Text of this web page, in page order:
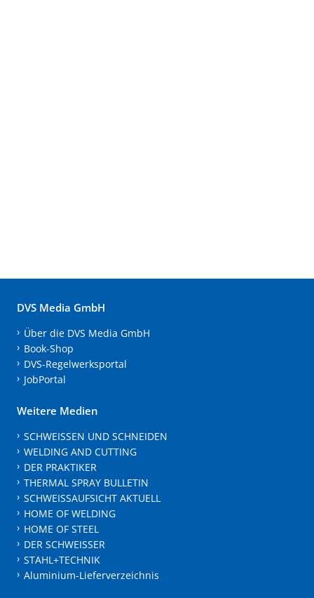
DVS Media GmbH
Über die DVS Media GmbH
Book-Shop
DVS-Regelwerksportal
JobPortal
Weitere Medien
SCHWEISSEN UND SCHNEIDEN
WELDING AND CUTTING
DER PRAKTIKER
THERMAL SPRAY BULLETIN
SCHWEISSAUFSICHT AKTUELL
HOME OF WELDING
HOME OF STEEL
DER SCHWEISSER
STAHL+TECHNIK
Aluminium-Lieferverzeichnis